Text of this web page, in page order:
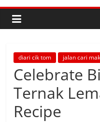
diari cik tom jalan cari
Celebrate
Ternak
Recipe